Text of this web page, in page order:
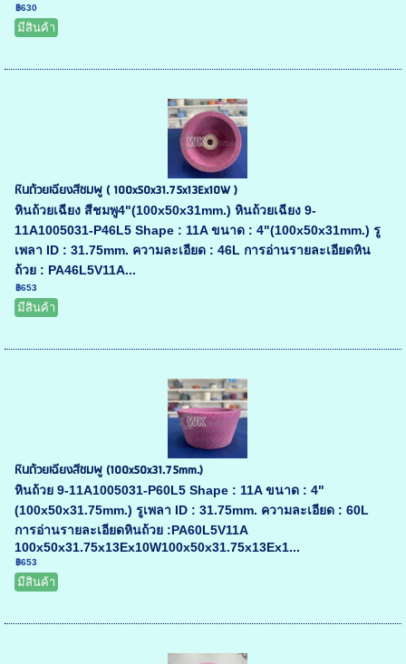
฿630
มีสินค้า
หินถ้วยเฉียงสีชมพู ( 100x50x31.75x13Ex10W )
หินถ้วยเฉียง สีชมพู4"(100x50x31mm.) หินถ้วยเฉียง 9-
11A1005031-P46L5 Shape : 11A ขนาด : 4"(100x50x31mm.) รู
เพลา ID : 31.75mm. ความละเอียด : 46L การอ่านรายละเอียดหิน
ถ้วย : PA46L5V11A...
฿653
มีสินค้า
หินถ้วยเฉียงสีชมพู (100x50x31.75mm.)
หินถ้วย 9-11A1005031-P60L5 Shape : 11A ขนาด : 4"
(100x50x31.75mm.) รูเพลา ID : 31.75mm. ความละเอียด : 60L
การอ่านรายละเอียดหินถ้วย :PA60L5V11A
100x50x31.75x13Ex10W100x50x31.75x13Ex1...
฿653
มีสินค้า